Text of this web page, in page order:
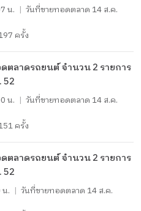
น. | วันที่ขายทอดตลาด 14 ส.ค.
ครั้ง
ตลาดรถยนต์ จำนวน 2 รายการ
52
น. | วันที่ขายทอดตลาด 14 ส.ค.
ครั้ง
ตลาดรถยนต์ จำนวน 2 รายการ
52
. | วันที่ขายทอดตลาด 14 ส.ค.